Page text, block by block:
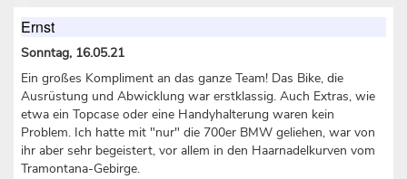
Ernst
Sonntag, 16.05.21
Ein großes Kompliment an das ganze Team! Das Bike, die
Ausrüstung und Abwicklung war erstklassig. Auch Extras, wie
etwa ein Topcase oder eine Handyhalterung waren kein
Problem. Ich hatte mit "nur" die 700er BMW geliehen, war von
ihr aber sehr begeistert, vor allem in den Haarnadelkurven vom
Tramontana-Gebirge.